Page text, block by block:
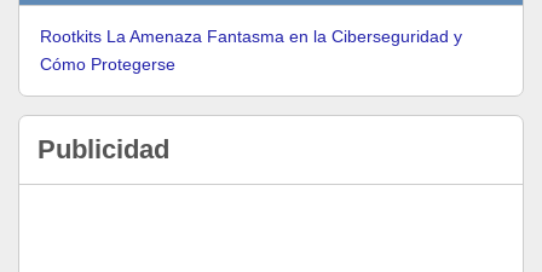
Rootkits La Amenaza Fantasma en la Ciberseguridad y
Cómo Protegerse
Publicidad